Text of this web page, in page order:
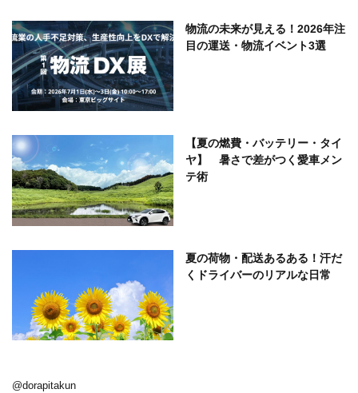
物流の未来が見える！2026年注
目の運送・物流イベント3選
【夏の燃費・バッテリー・タイ
ヤ】 暑さで差がつく愛車メン
テ術
夏の荷物・配送あるある！汗だ
くドライバーのリアルな日常
@dorapitakun